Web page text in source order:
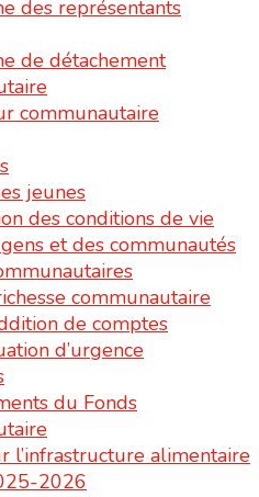
des représentants
de détachement
communautaire
jeunes
des conditions de vie
et des communautés
communautaire
de comptes
d’urgence
du Fonds
l’infrastructure alimentaire
2026